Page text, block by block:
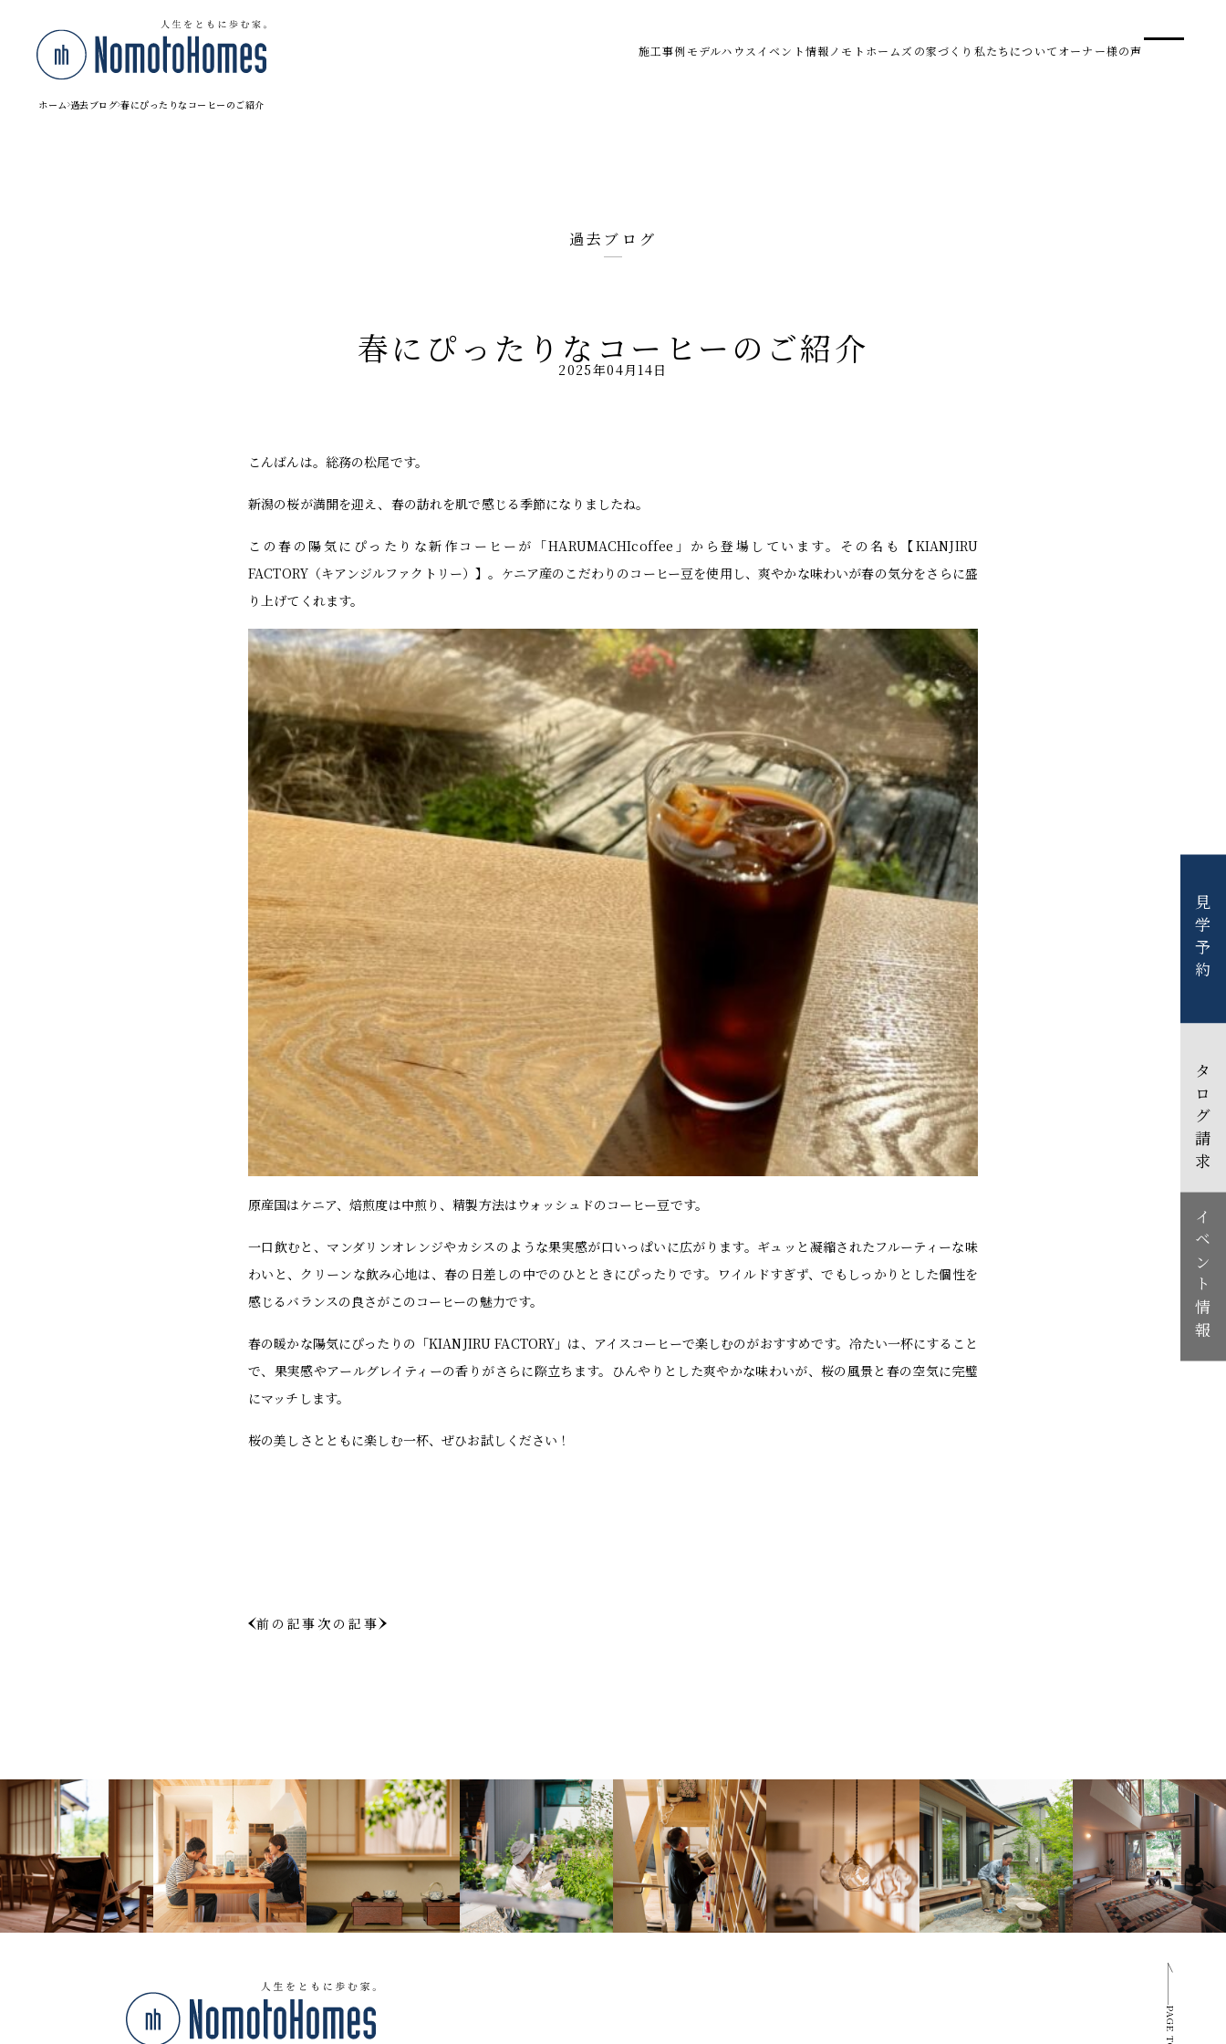
施工事例モデルハウス イベント情報 ノモトホームズの家づくり 私たちについて オーナー様の声
ホーム 過去ブログ 春にぴったりなコーヒーのご紹介
過去ブログ
春にぴったりなコーヒーのご紹介
2025年04月14日
こんばんは。総務の松尾です。
新潟の桜が満開を迎え、春の訪れを肌で感じる季節になりましたね。
この春の陽気にぴったりな新作コーヒーが「HARUMACHIcoffee」から登場しています。その名も【KIANJIRU
FACTORY（キアンジルファクトリー）】。ケニア産のこだわりのコーヒー豆を使用し、爽やかな味わいが春の気分をさらに盛
り上げてくれます。
原産国はケニア、焙煎度は中煎り、精製方法はウォッシュドのコーヒー豆です。
一口飲むと、マンダリンオレンジやカシスのような果実感が口いっぱいに広がります。ギュッと凝縮されたフルーティーな味
わいと、クリーンな飲み心地は、春の日差しの中でのひとときにぴったりです。ワイルドすぎず、でもしっかりとした個性を
感じるバランスの良さがこのコーヒーの魅力です。
春の暖かな陽気にぴったりの「KIANJIRU FACTORY」は、アイスコーヒーで楽しむのがおすすめです。冷たい一杯にすること
で、果実感やアールグレイティーの香りがさらに際立ちます。ひんやりとした爽やかな味わいが、桜の風景と春の空気に完璧
にマッチします。
桜の美しさとともに楽しむ一杯、ぜひお試しください！
前の記事次の記事
PAGE TOP
見学予約
カタログ請求
イベント情報